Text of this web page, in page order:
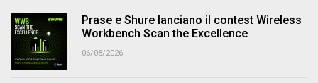
Prase e Shure lanciano il contest Wireless
Workbench Scan the Excellence
06/08/2026